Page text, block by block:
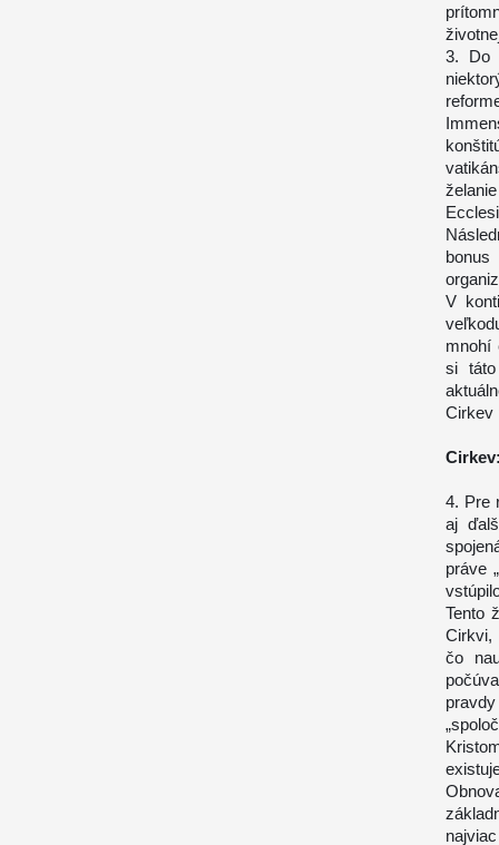
3. Do
V
mnohí
si
Cirkev
4. Pre
aj
práve
Tento
Cirkvi,
čo